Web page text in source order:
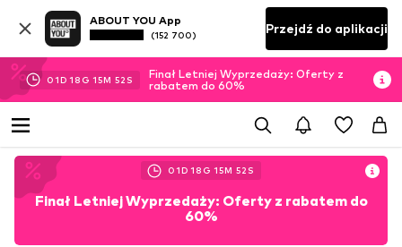
ABOUT YOU App
(152 700) Przejdź do aplikacji
01D 18 G 15M 51 S
Finał Letniej Wyprzedaży: Oferty z
rabatem do 60%
01D 18 G 15M 51 S
Finał Letniej Wyprzedaży: Oferty z rabatem do
60%